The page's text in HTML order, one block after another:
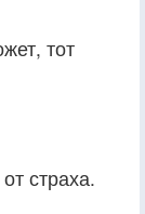
тот
страха.